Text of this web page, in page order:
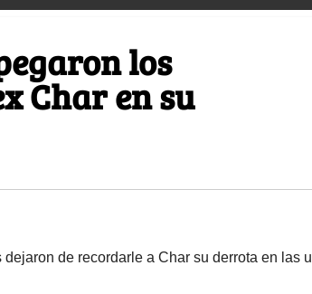
los
Char en su
de recordarle a Char su derrota en las